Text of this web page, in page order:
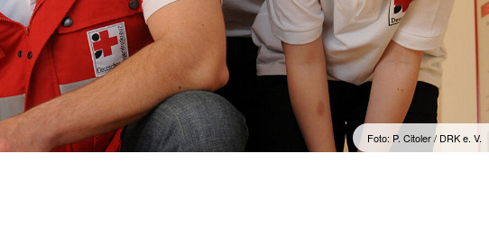
Foto: P. Citoler / DRK e. V.